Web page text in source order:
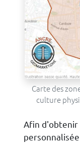
Carte des
culture
Afin